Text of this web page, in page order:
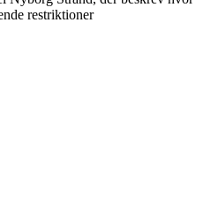
restriktioner